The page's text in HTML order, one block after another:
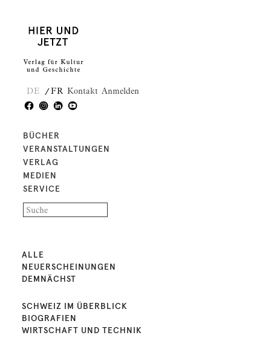
DE FR Kontakt Anmelden
BÜCHER
VERANSTALTUNGEN
VERLAG
MEDIEN
SERVICE
ALLE
NEUERSCHEINUNGEN
DEMNÄCHST
SCHWEIZ IM ÜBERBLICK
BIOGRAFIEN
WIRTSCHAFT UND TECHNIK